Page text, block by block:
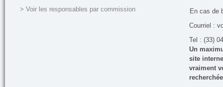
> Voir les responsables par commission
En cas de
Courriel :
Tel : (33)
Un
site
vraiment